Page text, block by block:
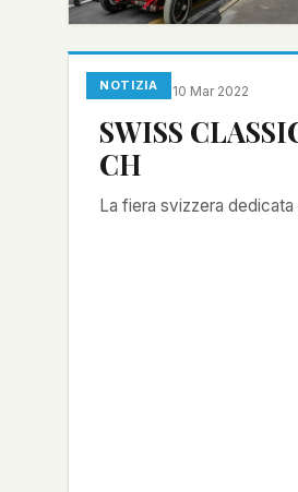
NOTIZIA
Redazione 10 Mar 2022
SWISS
CH
La fiera svizzera